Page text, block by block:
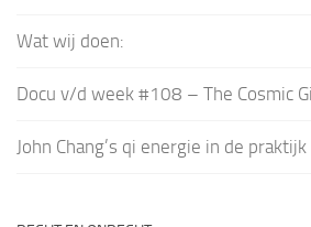
Wat wij doen:
Docu v/d week #108 – The Cosmic
John Chang’s qi energie in de praktijk